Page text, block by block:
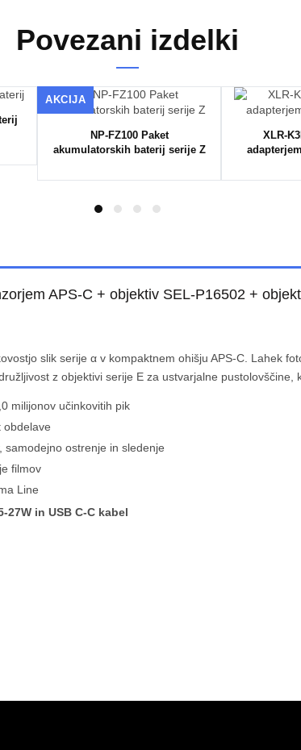
Povezani izdelki
AKCIJA
NP-FZ100 Paket
akumulatorskih baterij serije Z
XLR-
APS-C + objektiv SEL-P16502 +
slik serije α v kompaktnem ohišju APS-C. Lahek
z objektivi serije E za ustvarjalne pustolovščine,
milijonov učinkovitih pik
obdelave
samodejno ostrenje in sledenje
filmov
Line
27W in USB C-C kabel